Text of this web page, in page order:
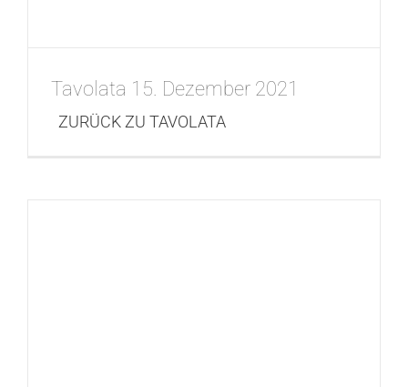
Tavolata 15. Dezember 2021
ZURÜCK ZU TAVOLATA